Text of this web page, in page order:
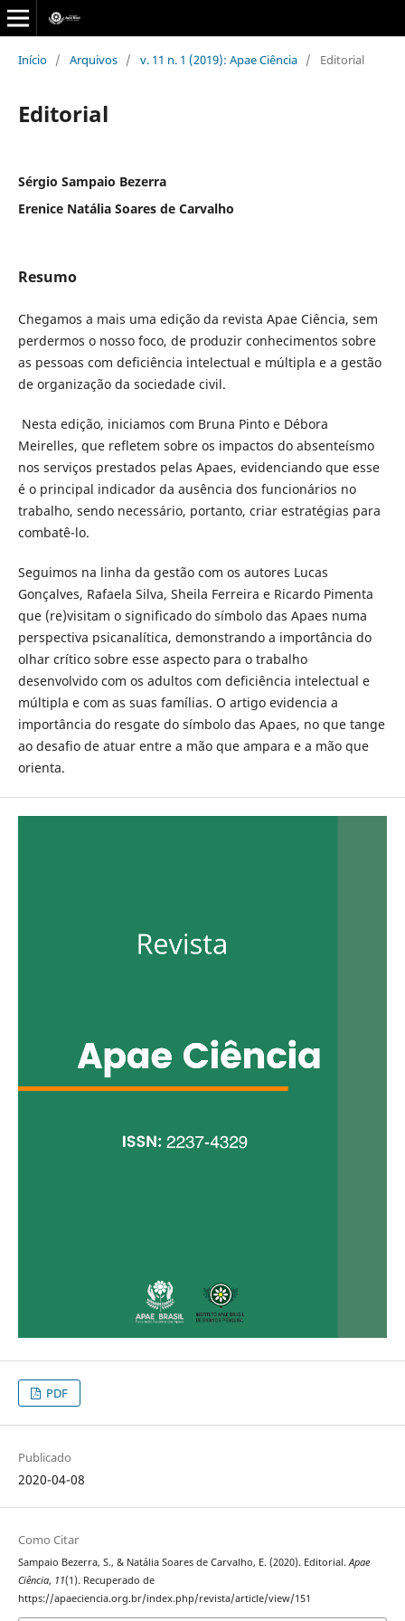
Início / Arquivos / v. 11 n. 1 (2019): Apae Ciência / Editorial
Editorial
Sérgio Sampaio Bezerra
Erenice Natália Soares de Carvalho
Resumo
Chegamos a mais uma edição da revista Apae Ciência, sem
perdermos o nosso foco, de produzir conhecimentos sobre
as pessoas com deficiência intelectual e múltipla e a gestão
de organização da sociedade civil.
Nesta edição, iniciamos com Bruna Pinto e Débora
Meirelles, que refletem sobre os impactos do absenteísmo
nos serviços prestados pelas Apaes, evidenciando que esse
é o principal indicador da ausência dos funcionários no
trabalho, sendo necessário, portanto, criar estratégias para
combatê-lo.
Seguimos na linha da gestão com os autores Lucas
Gonçalves, Rafaela Silva, Sheila Ferreira e Ricardo Pimenta
que (re)visitam o significado do símbolo das Apaes numa
perspectiva psicanalítica, demonstrando a importância do
olhar crítico sobre esse aspecto para o trabalho
desenvolvido com os adultos com deficiência intelectual e
múltipla e com as suas famílias. O artigo evidencia a
importância do resgate do símbolo das Apaes, no que tange
ao desafio de atuar entre a mão que ampara e a mão que
orienta.
PDF
Publicado
2020-04-08
Como Citar
Sampaio Bezerra, S., & Natália Soares de Carvalho, E. (2020). Editorial.Apae
Ciência, 11(1). Recuperado de
https://apaeciencia.org.br/index.php/revista/article/view/151